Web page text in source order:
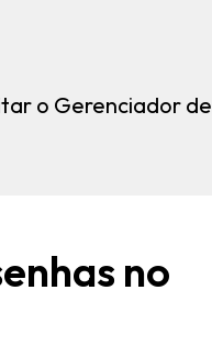
o Gerenciador de
no